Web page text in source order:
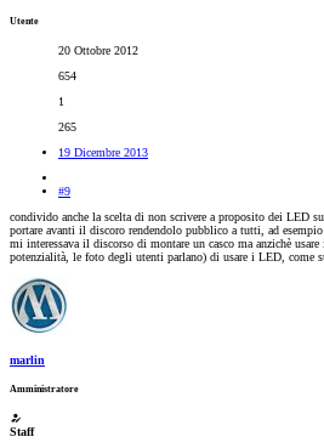
Utente
20 Ottobre 2012
654
1
265
19 Dicembre 2013
#9
condivido anche la scelta di non scrivere a proposito dei LED
portare avanti il discoro rendendolo pubblico a tutti, ad
mi interessava il discorso di montare un casco ma anzichè
potenzialità, le foto degli utenti parlano) di usare i LED, come
marlin
Amministratore
Staff